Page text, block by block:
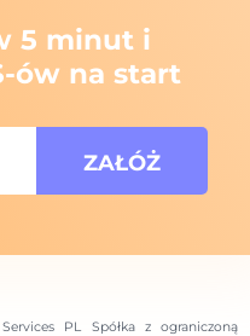
5 minut i
ów na start
PL Spółka z ograniczoną